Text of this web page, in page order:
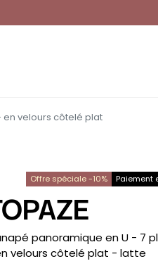
velours côtelé plat
Offre spéciale -10% Paiement
panoramique en U - 7
velours côtelé plat - latte